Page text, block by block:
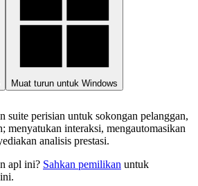
Muat turun untuk Windows
suite perisian untuk sokongan pelanggan,
menyatukan interaksi, mengautomasikan
analisis prestasi.
apl ini? Sahkan pemilikan untuk